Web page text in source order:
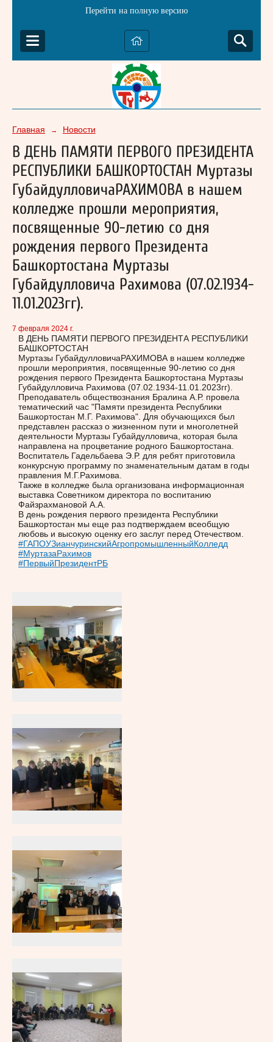
Перейти на полную версию
Главная → Новости
В ДЕНЬ ПАМЯТИ ПЕРВОГО ПРЕЗИДЕНТА
РЕСПУБЛИКИ БАШКОРТОСТАН Муртазы
ГубайдулловичаРАХИМОВА в нашем
колледже прошли мероприятия,
посвященные 90-летию со дня
рождения первого Президента
Башкортостана Муртазы
Губайдулловича Рахимова (07.02.1934-
11.01.2023гг).
7 февраля 2024 г.
В ДЕНЬ ПАМЯТИ ПЕРВОГО ПРЕЗИДЕНТА РЕСПУБЛИКИ
БАШКОРТОСТАН
Муртазы ГубайдулловичаРАХИМОВА в нашем колледже
прошли мероприятия, посвященные 90-летию со дня
рождения первого Президента Башкортостана Муртазы
Губайдулловича Рахимова (07.02.1934-11.01.2023гг).
Преподаватель обществознания Бралина А.Р. провела
тематический час "Памяти президента Республики
Башкортостан М.Г. Рахимова". Для обучающихся был
представлен рассказ о жизненном пути и многолетней
деятельности Муртазы Губайдулловича, которая была
направлена на процветание родного Башкортостана.
Воспитатель Гадельбаева Э.Р. для ребят приготовила
конкурсную программу по знаменательным датам в годы
правления М.Г.Рахимова.
Также в колледже была организована информационная
выставка Советником директора по воспитанию
Файзрахмановой А.А.
В день рождения первого президента Республики
Башкортостан мы еще раз подтверждаем всеобщую
любовь и высокую оценку его заслуг перед Отечеством.
#ГАПОУЗианчуринскийАгропромышленныйКолледд
#МуртазаРахимов
#ПервыйПрезидентРБ